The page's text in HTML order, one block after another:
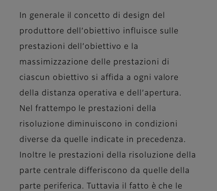
In generale il concetto di design del
produttore dell’obiettivo influisce sulle
prestazioni dell’obiettivo e la
massimizzazione delle prestazioni di
ciascun obiettivo si affida a ogni valore
della distanza operativa e dell’apertura.
Nel frattempo le prestazioni della
risoluzione diminuiscono in condizioni
diverse da quelle indicate in precedenza.
Inoltre le prestazioni della risoluzione della
parte centrale differiscono da quelle della
parte periferica. Tuttavia il fatto è che le